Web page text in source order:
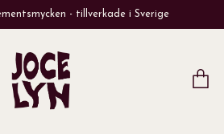
- tillverkade i Sverige